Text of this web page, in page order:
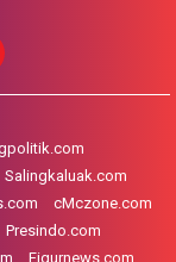
Salingkaluak.com
cMczone.com
Presindo.com
Figurnews.com